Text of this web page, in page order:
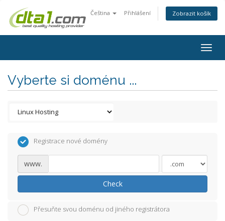
Čeština Přihlášení Zobrazit košík
Vyberte si doménu ...
Registrace nové domény
www.
Check
Přesuňte svou doménu od jiného registrátora